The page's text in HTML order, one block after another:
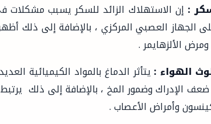
إن الاستهلاك الزائد للسكر يسبب
الجهاز العصبي المركزي ، بالإضافة إلى ذلك
الألزهايمر .
يتأثر الدماغ بالمواد الكيميائية
الإدراك وضمور المخ ، بالإضافة إلى ذلك
وأمراض الأعصاب .